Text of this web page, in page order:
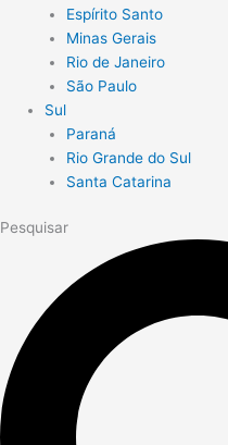
Espírito Santo
Minas Gerais
Rio de Janeiro
São Paulo
Sul
Paraná
Rio Grande do Sul
Santa Catarina
Pesquisar